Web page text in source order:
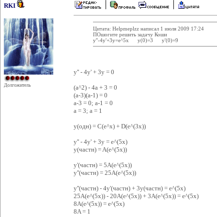
RKI
Долгожитель
Цитата: Helpmeplzz написал 1 июля 2009 17:24
ПОшогите решить задачу Коши
y''-4y'+3y=e^5x y(0)=3 y'(0)=9
y'' - 4y' + 3y = 0
(a^2) - 4a + 3 = 0
(a-3)(a-1) = 0
a-3 = 0; a-1 = 0
a = 3; a = 1
y(одн) = C(e^x) + D(e^(3x))
y'' - 4y' + 3y = e^(5x)
y(частн) = A(e^(5x))
y'(частн) = 5A(e^(5x))
y''(частн) = 25A(e^(5x))
y''(частн) - 4y'(частн) + 3y(частн) = e^(5x)
25A(e^(5x)) - 20A(e^(5x)) + 3A(e^(5x)) = e^(5x)
8A(e^(5x)) = e^(5x)
8A = 1